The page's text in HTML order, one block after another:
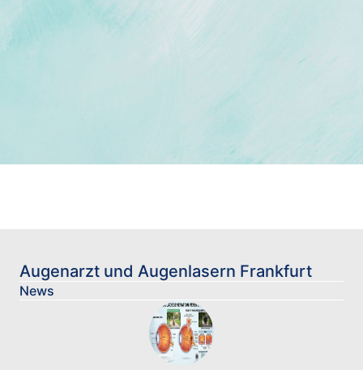
Augenarzt und Augenlasern Frankfurt
News